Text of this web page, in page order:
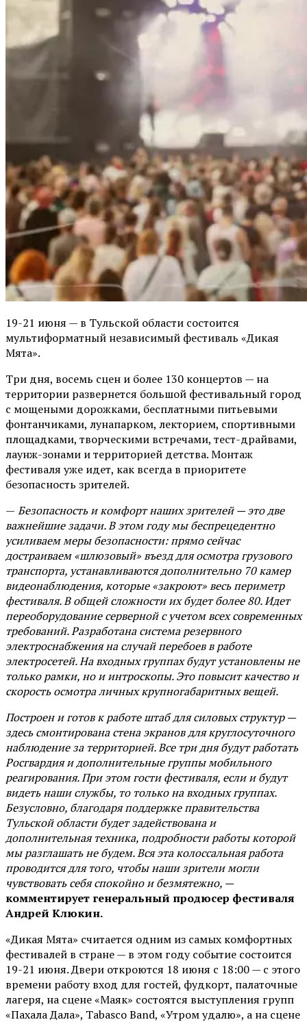
19-21 июня — в Тульской области состоится
мультиформатный независимый фестиваль «Дикая
Мята».
Три дня, восемь сцен и более 130 концертов — на
территории развернется большой фестивальный город
с мощеными дорожками, бесплатными питьевыми
фонтанчиками, лунапарком, лекторием, спортивными
площадками, творческими встречами, тест-драйвами,
лаунж-зонами и территорией детства. Монтаж
фестиваля уже идет, как всегда в приоритете
безопасность зрителей.
— Безопасность и комфорт наших зрителей — это две
важнейшие задачи. В этом году мы беспрецедентно
усиливаем меры безопасности: прямо сейчас
достраиваем «шлюзовый» въезд для осмотра грузового
транспорта, устанавливаются дополнительно 70 камер
видеонаблюдения, которые «закроют» весь периметр
фестиваля. В общей сложности их будет более 80. Идет
переоборудование серверной с учетом всех современных
требований. Разработана система резервного
электроснабжения на случай перебоев в работе
электросетей. На входных группах будут установлены не
только рамки, но и интроскопы. Это повысит качество и
скорость осмотра личных крупногабаритных вещей.
Построен и готов к работе штаб для силовых структур —
здесь смонтирована стена экранов для круглосуточного
наблюдение за территорией. Все три дня будут работать
Росгвардия и дополнительные группы мобильного
реагирования. При этом гости фестиваля, если и будут
видеть наши службы, то только на входных группах.
Безусловно, благодаря поддержке правительства
Тульской области будет задействована и
дополнительная техника, подробности работы которой
мы разглашать не будем. Вся эта колоссальная работа
проводится для того, чтобы наши зрители могли
чувствовать себя спокойно и безмятежно, —
комментирует генеральный продюсер фестиваля
Андрей Клюкин.
«Дикая Мята» считается одним из самых комфортных
фестивалей в стране — в этом году событие состоится
19-21 июня. Двери откроются 18 июня с 18:00 — с этого
времени работу вход для гостей, фудкорт, палаточные
лагеря, на сцене «Маяк» состоятся выступления групп
«Пахала Дала», Tabasco Band, «Утром удалю», а на сцене